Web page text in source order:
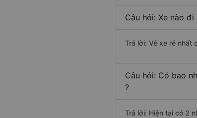
Câu hỏi: Xe nào
Trả lời: Vé xe rẻ nhất
Câu hỏi: Có bao
?
Trả lời: Hiện tại có 2